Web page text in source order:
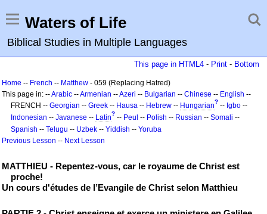
Waters of Life
Biblical Studies in Multiple Languages
This page in HTML4 - Print - Bottom
Home -- French -- Matthew - 059 (Replacing Hatred)
This page in: --Arabic --Armenian --Azeri -- Bulgarian -- Chinese -- English --
FRENCH -- Georgian -- Greek -- Hausa -- Hebrew -- Hungarian? -- Igbo --
Indonesian -- Javanese -- Latin? -- Peul -- Polish -- Russian -- Somali --
Spanish -- Telugu -- Uzbek -- Yiddish -- Yoruba
Previous Lesson -- Next Lesson
MATTHIEU - Repentez-vous, car le royaume de Christ est
proche!
Un cours d'études de l’Evangile de Christ selon Matthieu